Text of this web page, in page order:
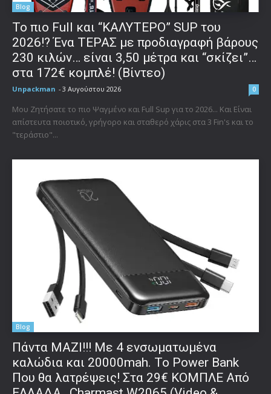
Blog
To πιο Full και “ΚΑΛΥΤΕΡΟ” SUP του
2026!? Ένα ΤΕΡΑΣ με προδιαγραφή βάρους
230 κιλών… είναι 3,50 μέτρα και “σκίζει”…
στα 172€ κομπλέ! (Βίντεο)
Unpackman - 3 Αυγούστου 2026 0
Μου Ζητήσατε το πιο Ψαγμένο και Full Sup για το 2026... Και Είναι
απίστευτα ποιοτικό, γρήγορο και σταθερό χάρις στα 3 Fin's και το
"τεράστιο"...
Blog
Πάντα ΜΑΖΙ!!! Με 4 ενσωματωμένα
καλώδια και 20000mah. Το Power Bank
Που θα λατρέψεις! Στα 29€ ΚΟΜΠΛΕ Από